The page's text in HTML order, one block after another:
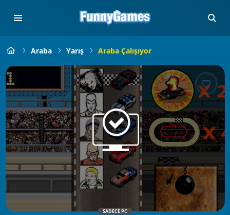
Araba Yarış Araba Çalışıyor
SADECE PC